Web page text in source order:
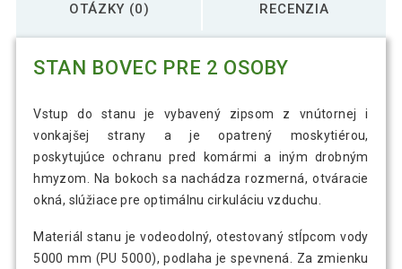
OTÁZKY (0) RECENZIA
STAN BOVEC PRE 2 OSOBY
Vstup do stanu je vybavený zipsom z vnútornej i
vonkajšej strany a je opatrený moskytiérou,
poskytujúce ochranu pred komármi a iným drobným
hmyzom. Na bokoch sa nachádza rozmerná, otváracie
okná, slúžiace pre optimálnu cirkuláciu vzduchu.
Materiál stanu je vodeodolný, otestovaný stĺpcom vody
5000 mm (PU 5000), podlaha je spevnená. Za zmienku